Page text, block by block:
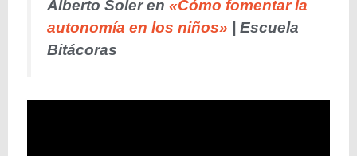
Alberto Soler en «Cómo fomentar la
autonomía en los niños» | Escuela
Bitácoras